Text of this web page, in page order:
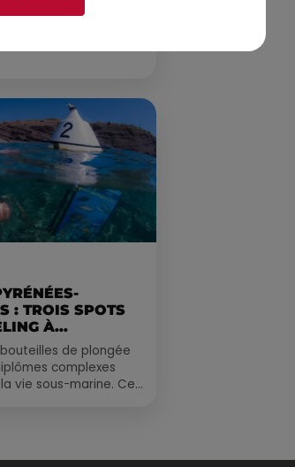
: TROIS SPOTS
À
de plongée
complexes
vie sous-marine. Cet